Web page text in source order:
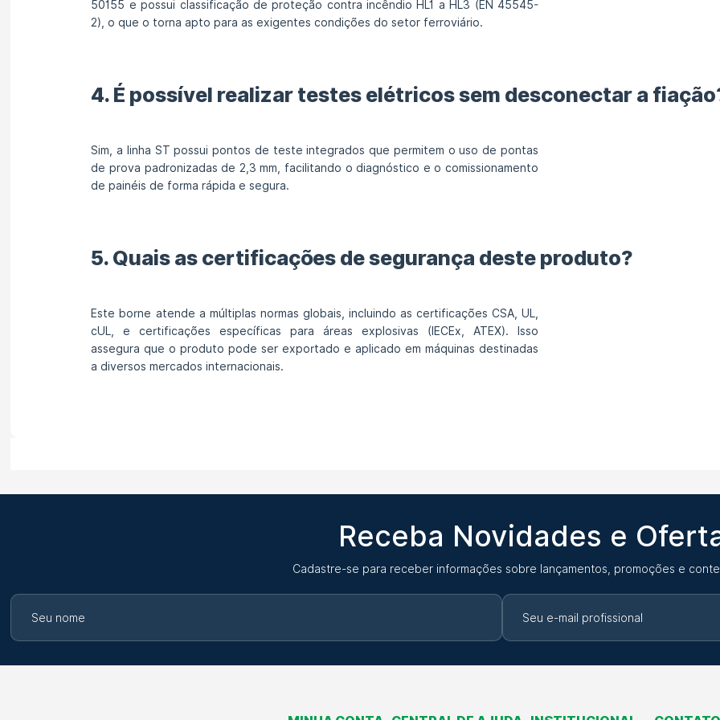
50155 e possui classificação de proteção contra incêndio HL1 a HL3 (EN 45545-
2), o que o torna apto para as exigentes condições do setor ferroviário.
4. É possível realizar testes elétricos sem desconectar a
Sim, a linha ST possui pontos de teste integrados que permitem o uso de pontas
de prova padronizadas de 2,3 mm, facilitando o diagnóstico e o comissionamento
de painéis de forma rápida e segura.
5. Quais as certificações de segurança deste produto?
Este borne atende a múltiplas normas globais, incluindo as certificações CSA, UL,
cUL, e certificações específicas para áreas explosivas (IECEx, ATEX). Isso
assegura que o produto pode ser exportado e aplicado em máquinas destinadas
a diversos mercados internacionais.
Receba Novidades e
Cadastre-se para receber informações sobre lançamentos, promoções e